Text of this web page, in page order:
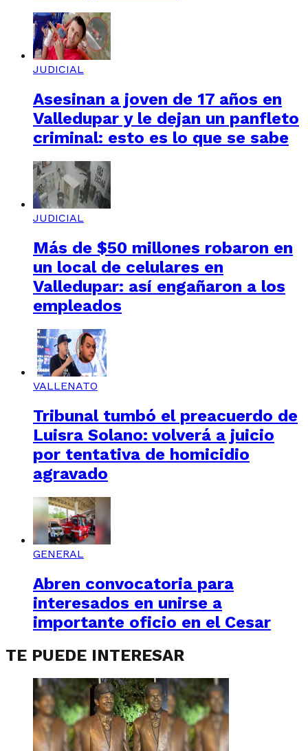
JUDICIAL
Asesinan a joven de 17 años en
Valledupar y le dejan un panfleto
criminal: esto es lo que se sabe
JUDICIAL
Más de $50 millones robaron en
un local de celulares en
Valledupar: así engañaron a los
empleados
VALLENATO
Tribunal tumbó el preacuerdo de
Luisra Solano: volverá a juicio
por tentativa de homicidio
agravado
GENERAL
Abren convocatoria para
interesados en unirse a
importante oficio en el Cesar
TE PUEDE INTERESAR